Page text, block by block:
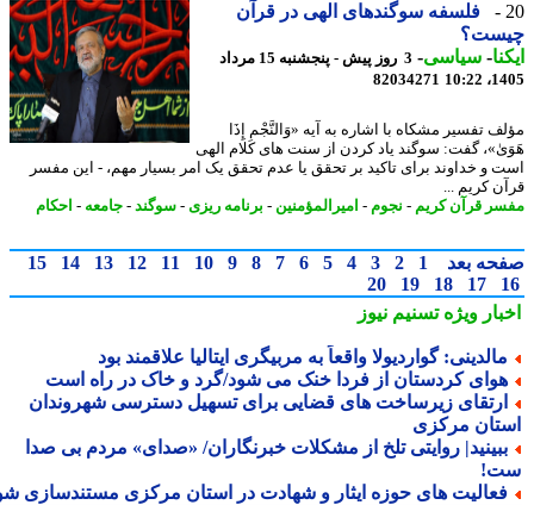
فلسفه سوگندهای الهی در قرآن
-سیاسی-
3 روز پیش - پنجشنبه 15 مرداد
82034271
تفسیر مشکاه با اشاره به آیه «وَالنَّجْمِ إِذَا
گفت: سوگند یاد کردن از سنت های کلام الهی
و خداوند برای تاکید بر تحقق یا عدم تحقق یک امر بسیار مهم، - این مفسر
کریم ...
قرآن کریم- نجوم-امیرالمؤمنین-برنامه ریزی - سوگند-جامعه-احکام
بعد 1
2
3
4
5
6
7
8
9
10
11
12
13
14
15
17
18
19
20
ویژهتسنیم نیوز
گواردیولا واقعاً به مربیگری ایتالیا علاقمند بود
کردستان از فردا خنک می شود/گرد و خاک در راه است
زیرساخت های قضایی برای تسهیل دسترسی شهروندان
مرکزی
روایتی تلخ از مشکلات خبرنگاران/ «صدای» مردم بی صدا
های حوزه ایثار و شهادت در استان مرکزی مستندسازی شود